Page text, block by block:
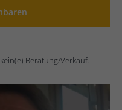
Beratung/Verkauf.